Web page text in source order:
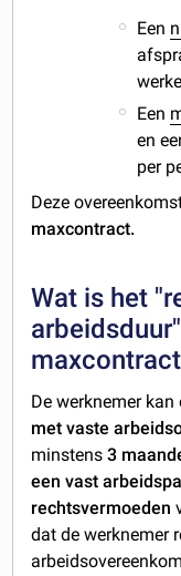
Een
Een
en
per
Deze
maxcontract.
Wat is het
De werknemer
met vaste
minstens3
een vast
rechtsvermoeden
dat de werknemer